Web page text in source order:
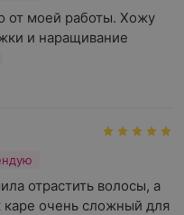
амбициозная команда
которые
стажем и
Мастера становятся
конкурсов
косметические
открытость и чувство
подчеркивать
и воплощать в жизнь
от моей работы. Хожу
и наращивание
отрастить волосы, а
каре очень сложный для